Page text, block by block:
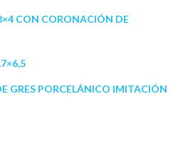
CON CORONACIÓN DE
GRES PORCELÁNICO IMITACIÓN